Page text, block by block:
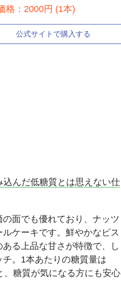
格：2000円 (1本)
公式サイトで購入する
んだ低糖質とは思えない仕
面でも優れており、ナッツ
ケーキです。鮮やかなピス
る上品な甘さが特徴で、し
。1本あたりの糖質量は
糖質が気になる方にも安心